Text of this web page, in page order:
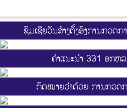
ຊົມເຊີຍວັນສ້າງຕັ້ງອົງການກວດ
ຄຳແນະນຳ 331 ອກຫ
ກົດໝາຍວ່າດ້ວຍ ການກວດ